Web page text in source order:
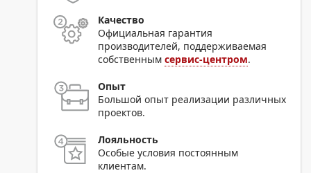
Качество
Официальная гарантия
производителей, поддерживаемая
собственнымсервис-центром.
Опыт
Большой опыт реализации различных
проектов.
Лояльность
Особые условия постоянным
клиентам.